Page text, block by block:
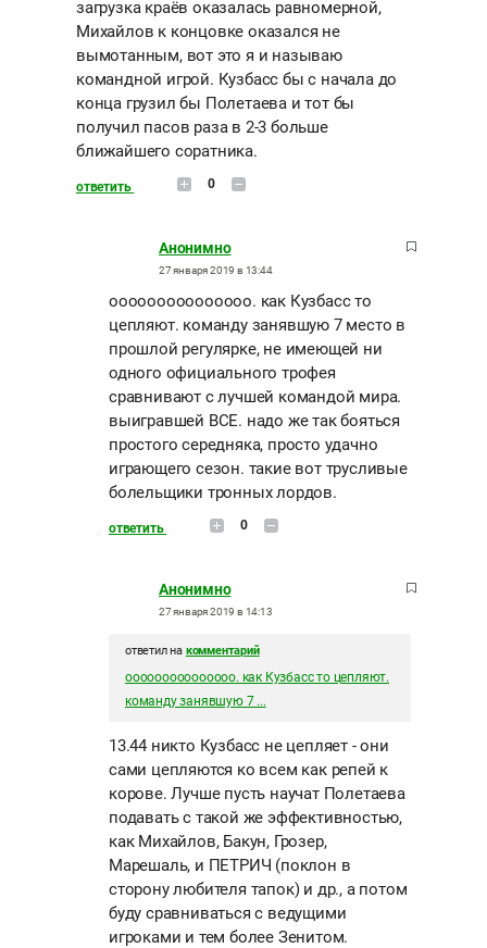
загрузка краёв оказалась равномерной,
Михайлов к концовке оказался не
вымотанным, вот это я и называю
командной игрой. Кузбасс бы с начала до
конца грузил бы Полетаева и тот бы
получил пасов раза в 2-3 больше
ближайшего соратника.
ответить 0
Анонимно
27 января 2019 в 13:44
ооооооооооооооо. как Кузбасс то
цепляют. команду занявшую 7 место в
прошлой регулярке, не имеющей ни
одного официального трофея
сравнивают с лучшей командой мира.
выигравшей ВСЕ. надо же так бояться
простого середняка, просто удачно
играющего сезон. такие вот трусливые
болельщики тронных лордов.
ответить 0
Анонимно
27 января 2019 в 14:13
ответил на комментарий
ооооооооооооооо. как Кузбасс то цепляют.
команду занявшую 7 ...
13.44 никто Кузбасс не цепляет - они
сами цепляются ко всем как репей к
корове. Лучше пусть научат Полетаева
подавать с такой же эффективностью,
как Михайлов, Бакун, Грозер,
Марешаль, и ПЕТРИЧ (поклон в
сторону любителя тапок) и др., а потом
буду сравниваться с ведущими
игроками и тем более Зенитом.